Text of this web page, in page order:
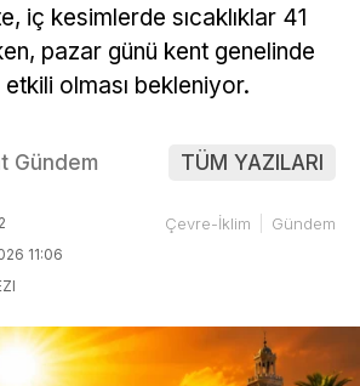
iç kesimlerde sıcaklıklar 41
pazar günü kent genelinde
olması bekleniyor.
Gündem TÜM YAZILARI
11:06
Çevre-İklim Gündem